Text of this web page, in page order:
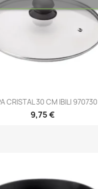
-->
CRISTAL 30 CM IBILI 970730
9,75 €